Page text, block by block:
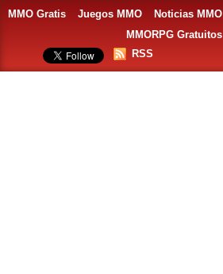
MMO Gratis Juegos MMO Noticias MMO
MMORPG Gratuitos
RSS